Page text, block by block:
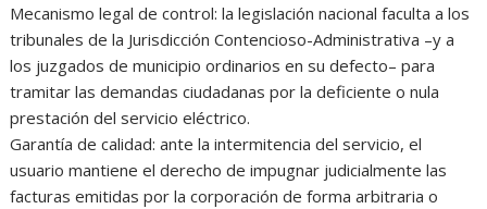
Mecanismo legal de control: la legislación nacional faculta a los
tribunales de la Jurisdicción Contencioso-Administrativa –y a
los juzgados de municipio ordinarios en su defecto– para
tramitar las demandas ciudadanas por la deficiente o nula
prestación del servicio eléctrico.
Garantía de calidad: ante la intermitencia del servicio, el
usuario mantiene el derecho de impugnar judicialmente las
facturas emitidas por la corporación de forma arbitraria o